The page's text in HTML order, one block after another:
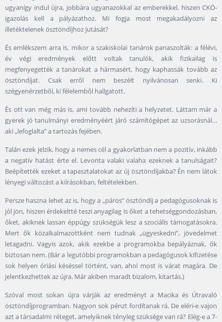
ugyanígy indul újra, jobbára ugyanazokkal az emberekkel, hiszen CKÖ-
igazolás kell a pályázathoz. Mi fogja most megakadályozni az
illetéktelenek ösztöndíjhoz jutását?
És emlékszem arra is, mikor a szakiskolai tanárok panaszolták: a félévi,
év végi eredmények előtt voltak tanulók, akik fizikailag is
megfenyegették a tanárokat a hármasért, hogy kaphassák tovább az
ösztöndíjat. Csak erről nem beszélt nyilvánosan senki. Ki
szégyenérzetből, ki félelemből hallgatott.
És ott van még más is, ami tovább nehezíti a helyzetet. Láttam már a
gyerek jó tanulmányi eredményéért járó számítógépet az uzsorásnál…
aki „lefoglalta” a tartozás fejében.
Talán ezek jelzik, hogy a nemes cél a gyakorlatban nem a pozitív, inkább
a negatív hatást érte el. Levonta valaki valaha ezeknek a tanulságait?
Beépítették ezeket a tapasztalatokat az új ösztöndíjakba? Én nem látok
lényegi változást a kiírásokban, feltételekben.
Persze haszna lehet az is, hogy a „páros” ösztöndíj a pedagógusoknak is
jól jön, hiszen érdekeltté teszi anyagilag is őket a tehetséggondozásban,
őket, akiknek lassan éppúgy szükségük lesz a szociális támogatásokra.
Mert ők közalkalmazottként nem tudnak „ügyeskedni”, jövedelmet
letagadni. Vagyis azok, akik ezekbe a programokba bepályáznak, ők
biztosan nem. (Bár a legutóbbi programokban a pedagógusok kifizetése
sok helyen óriási késéssel történt, van, ahol most is várat magára. De
jelentkezhettek az újra. Már akiben maradt bizalom, kitartás.)
Szóval most sokan újra várják az eredményt a Macika és Útravaló
ösztöndíjprogramban. Nagyon sok pénzt fordítanak rá. De eléri-e vajon
azt a társadalmi réteget, amelyiknek tényleg szüksége van rá? Elég-e a 7-